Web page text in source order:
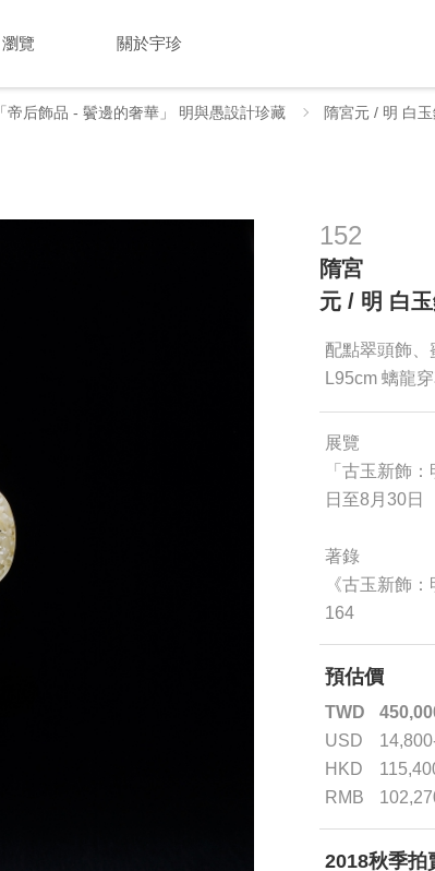
瀏覽 關於宇珍
「帝后飾品 - 鬢邊的奢華」 明與愚設計珍藏 隋宮元 / 明 白
152
隋宮
元 / 明 白
配點翠頭飾、
L95cm 螭龍
展覽
「古玉新飾
日至8月30日
著錄
《古玉新飾
164
預估價
TWD
USD
HKD
RMB
2018秋季拍